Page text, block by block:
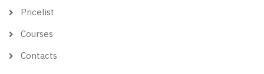
Pricelist
Courses
Contacts